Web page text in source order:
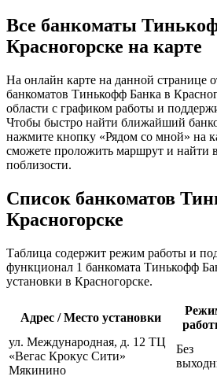
Все банкоматы
Красногорске на карте
На онлайн карте на данной странице
банкоматов Тинькофф Банка в
области с графиком работы и
Чтобы быстро найти ближайший
нажмите кнопку «Рядом со мной» на
сможете проложить маршрут и найти
поблизости.
Список банкоматов
Красногорске
Таблица содержит режим работы и
функционал 1 банкомата Тинькофф
установки в Красногорске.
Адрес / Место установки
ул. Международная, д. 12 ТЦ
«Вегас Крокус Сити»
Мякинино
Без